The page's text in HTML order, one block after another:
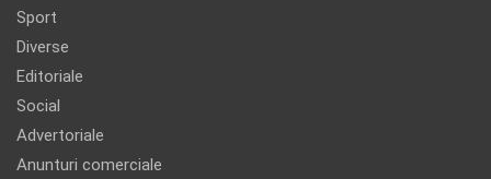
Sport
Diverse
Editoriale
Social
Advertoriale
Anunturi comerciale